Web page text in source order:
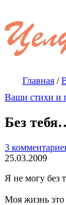
Главная /
Ваши стихи и
Без
3
25.03.2009
Я не могу без
Моя жизнь